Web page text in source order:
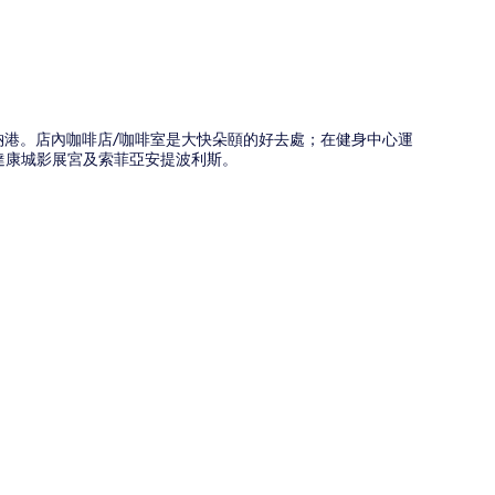
。店內咖啡店/咖啡室是大快朵頤的好去處；在健身中心運
城影展宮及索菲亞安提波利斯。